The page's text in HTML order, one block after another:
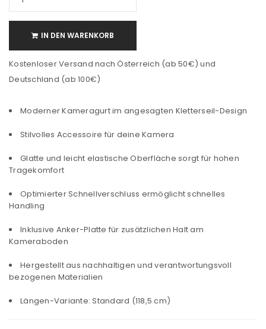
IN DEN WARENKORB
Kostenloser Versand nach Österreich (ab 50€) und
Deutschland (ab 100€)
Moderner Kameragurt im angesagten Kletterseil-Design
Stilvolles Accessoire für deine Kamera
Glatte und leicht elastische Oberfläche sorgt für hohen
Tragekomfort
Optimierter Schnellverschluss ermöglicht schnelles
Handling
Inklusive Anker-Platte für zusätzlichen Halt am
Kameraboden
Hergestellt aus nachhaltigen und verantwortungsvoll
bezogenen Materialien
Längen-Variante: Standard (118,5 cm)